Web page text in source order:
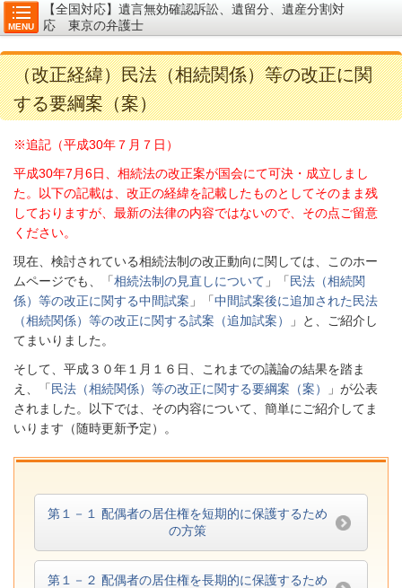
MENU
【全国対応】遺言無効確認訴訟、遺留分、遺産分割対
応 東京の弁護士
（改正経緯）民法（相続関係）等の改正に関
する要綱案（案）
※追記（平成30年７月７日）
平成30年7月6日、相続法の改正案が国会にて可決・成立しまし
た。以下の記載は、改正の経緯を記載したものとしてそのまま残
しておりますが、最新の法律の内容ではないので、その点ご留意
ください。
現在、検討されている相続法制の改正動向に関しては、このホー
ムページでも、「相続法制の見直しについて 」「 民法（相続関
係）等の改正に関する中間試案 」「中間試案後に追加された民法
（相続関係）等の改正に関する試案（追加試案）
」と、ご紹介し
てまいりました。
そして、平成３０年１月１６日、これまでの議論の結果を踏ま
え、「 民法（相続関係）等の改正に関する要綱案（案）
」が公表
されました。以下では、その内容について、簡単にご紹介してま
いります（随時更新予定）。
第１－１ 配偶者の居住権を短期的に保護するため
の方策
第１－２ 配偶者の居住権を長期的に保護するため